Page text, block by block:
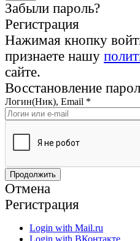
Забыли пароль?
Регистрация
Нажимая кнопку
признаете нашу
сайте.
Восстановление
Логин(Ник), Email *
Отмена
Регистрация
Login with Mail.ru